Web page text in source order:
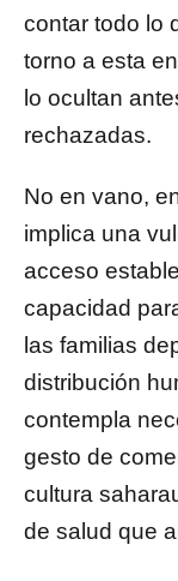
contar todo lo
torno a esta
lo ocultan
rechazadas.
No en vano,
implica una
acceso
capacidad
las familias
distribución
contempla
gesto de
cultura
de salud que